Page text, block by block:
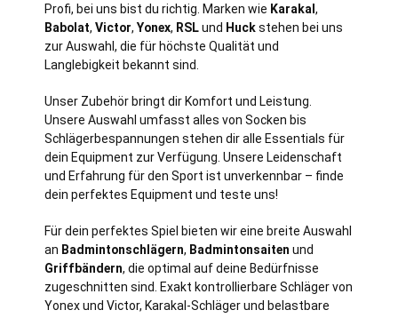
Profi, bei uns bist du richtig. Marken wie Karakal ,
Babolat, Victor, Yonex, RSLund Huckstehen bei uns
zur Auswahl, die für höchste Qualität und
Langlebigkeit bekannt sind.
Unser Zubehör bringt dir Komfort und Leistung.
Unsere Auswahl umfasst alles von Socken bis
Schlägerbespannungen stehen dir alle Essentials für
dein Equipment zur Verfügung. Unsere Leidenschaft
und Erfahrung für den Sport ist unverkennbar – finde
dein perfektes Equipment und teste uns!
Für dein perfektes Spiel bieten wir eine breite Auswahl
an Badmintonschlägern, Badmintonsaiten und
Griffbändern, die optimal auf deine Bedürfnisse
zugeschnitten sind. Exakt kontrollierbare Schläger von
Yonex und Victor, Karakal-Schläger und belastbare